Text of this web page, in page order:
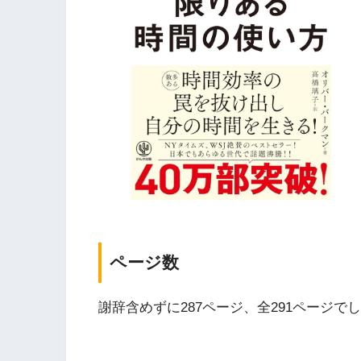
ページ数
謝辞含めずに287ページ、全291ページで